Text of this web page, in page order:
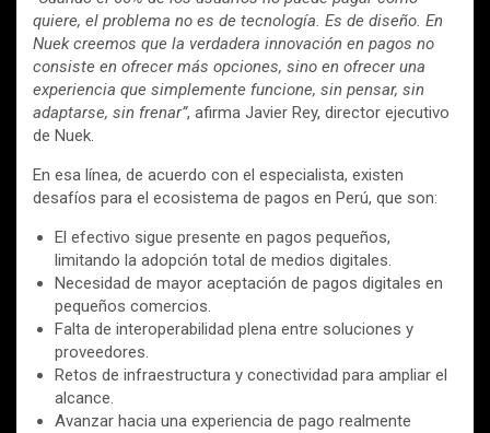
quiere, el problema no es de tecnología. Es de diseño. En
Nuek creemos que la verdadera innovación en pagos no
consiste en ofrecer más opciones, sino en ofrecer una
experiencia que simplemente funcione, sin pensar, sin
adaptarse, sin frenar”, afirma Javier Rey, director ejecutivo
de Nuek.
En esa línea, de acuerdo con el especialista, existen
desafíos para el ecosistema de pagos en Perú, que son:
El efectivo sigue presente en pagos pequeños,
limitando la adopción total de medios digitales.
Necesidad de mayor aceptación de pagos digitales en
pequeños comercios.
Falta de interoperabilidad plena entre soluciones y
proveedores.
Retos de infraestructura y conectividad para ampliar el
alcance.
Avanzar hacia una experiencia de pago realmente